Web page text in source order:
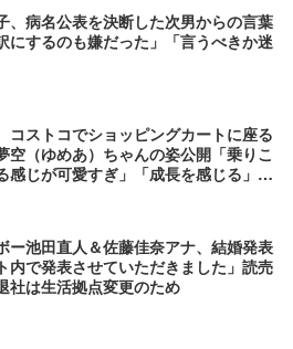
、病名公表を決断した次男からの言葉
にするのも嫌だった」「言うべきか迷
コストコでショッピングカートに座る
空（ゆめあ）ちゃんの姿公開「乗りこ
感じが可愛すぎ」「成長を感じる」の
ー池田直人＆佐藤佳奈アナ、結婚発表
内で発表させていただきました」読売
社は生活拠点変更のため